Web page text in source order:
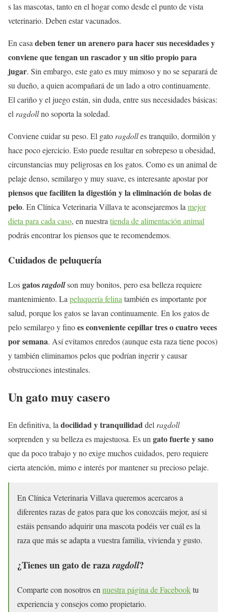
s las mascotas, tanto en el hogar como desde el punto de vista
veterinario. Deben estar vacunados.
En casa deben tener un arenero para hacer sus necesidades y
conviene que tengan un rascador y un sitio propio para
jugar. Sin embargo, este gato es muy mimoso y no se separará de
su dueño, a quien acompañará de un lado a otro continuamente.
El cariño y el juego están, sin duda, entre sus necesidades básicas:
el ragdollno soporta la soledad.
Conviene cuidar su peso. El gato ragdolles tranquilo, dormilón y
hace poco ejercicio. Esto puede resultar en sobrepeso u obesidad,
circunstancias muy peligrosas en los gatos. Como es un animal de
pelaje denso, semilargo y muy suave, es interesante apostar por
piensos que faciliten la digestión y la eliminación de bolas de
pelo. En Clínica Veterinaria Villava te aconsejaremos la mejor
dieta para cada caso, en nuestra tienda de alimentación animal
podrás encontrar los piensos que te recomendemos.
Cuidados de peluquería
Losgatosragdollson muy bonitos, pero esa belleza requiere
mantenimiento. La peluquería felina también es importante por
salud, porque los gatos se lavan continuamente. En los gatos de
pelo semilargo y finoes conveniente cepillar tres o cuatro veces
por semana. Así evitamos enredos (aunque esta raza tiene pocos)
y también eliminamos pelos que podrían ingerir y causar
obstrucciones intestinales.
Un gato muy casero
En definitiva, ladocilidad y tranquilidaddelragdoll
sorprenden y su belleza es majestuosa. Es ungato fuerte y sano
que da poco trabajo y no exige muchos cuidados, pero requiere
cierta atención, mimo e interés por mantener su precioso pelaje.
En Clínica Veterinaria Villava queremos acercaros a
diferentes razas de gatos para que los conozcáis mejor, así si
estáis pensando adquirir una mascota podéis ver cuál es la
raza que más se adapta a vuestra familia, vivienda y gusto.
¿Tienes un gato de razaragdoll?
Comparte con nosotros en nuestra página de Facebooktu
experiencia y consejos como propietario.